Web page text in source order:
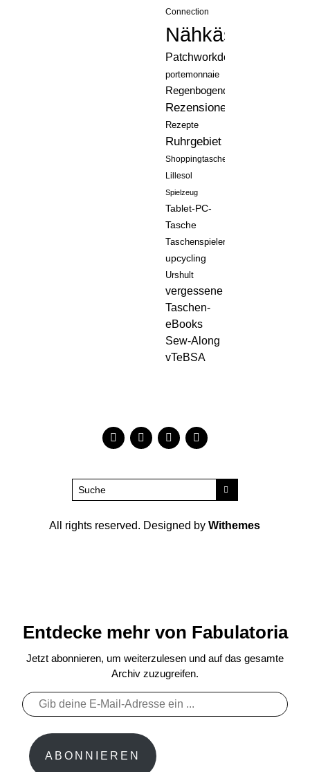
Connection
Nähkästchen
Patchworkdecke
portemonnaie
Regenbogenquilt
Rezensionen
Rezepte
Ruhrgebiet
Shoppingtasche
Lillesol
Spielzeug
Tablet-PC-
Tasche
Taschenspieler
upcycling
Urshult
vergessene
Taschen-
eBooks
Sew-Along
vTeBSA
All rights reserved. Designed byWithemes
Entdecke mehr von Fabulatoria
Jetzt abonnieren, um weiterzulesen und auf das gesamte
Archiv zuzugreifen.
Gib
deine
Mail-
Adresse
ABONNIEREN